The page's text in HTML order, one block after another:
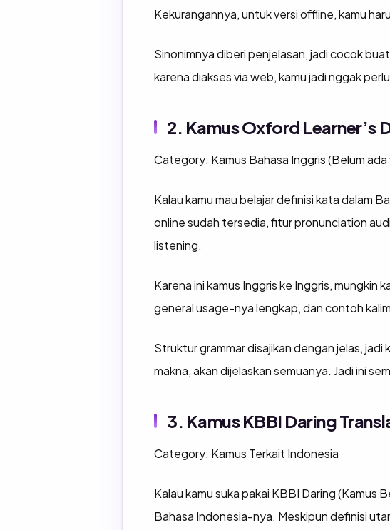
Kekurangannya, untuk versi offline, kamu
Sinonimnya diberi penjelasan, jadi cocok
karena diakses via web, kamu jadi nggak
2. Kamus Oxford Learner’s
Category: Kamus Bahasa Inggris (Belum ada
Kalau kamu mau belajar definisi kata dalam
online sudah tersedia, fitur pronunciation
listening.
Karena ini kamus Inggris ke Inggris,
general usage-nya lengkap, dan contoh
Struktur grammar disajikan dengan jelas,
makna, akan dijelaskan semuanya. Jadi ini
3. Kamus KBBI Daring
Category: Kamus Terkait Indonesia
Kalau kamu suka pakai KBBI Daring (Kamus
Bahasa Indonesia-nya. Meskipun definisi